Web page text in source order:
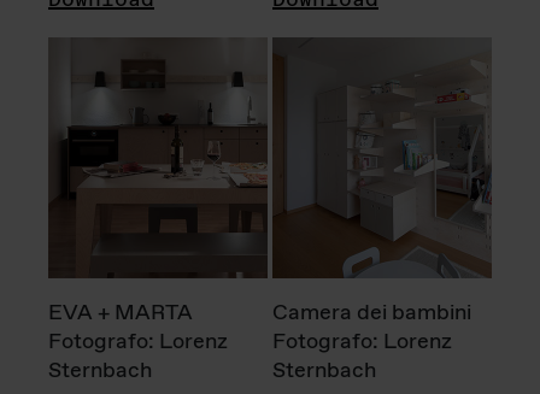
EVA + MARTA
Fotografo: Lorenz
Sternbach
Camera dei bambini
Fotografo: Lorenz
Sternbach